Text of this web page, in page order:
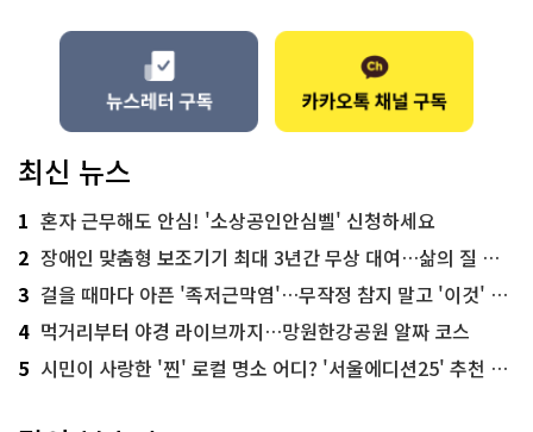
최신 뉴스
1 혼자 근무해도 안심! '소상공인안심벨' 신청하세요
2 장애인 맞춤형 보조기기 최대 3년간 무상 대여…삶의 질 높인다
3 걸을 때마다 아픈 '족저근막염'…무작정 참지 말고 '이것' 해보세요!
4 먹거리부터 야경 라이브까지…망원한강공원 알짜 코스
5 시민이 사랑한 '찐' 로컬 명소 어디? '서울에디션25' 추천 코스